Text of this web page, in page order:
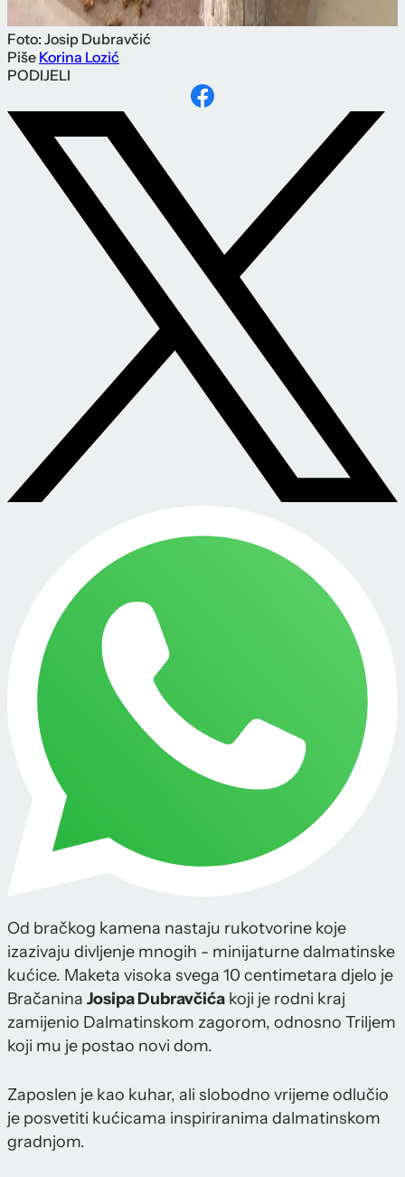
Foto: Josip Dubravčić
Piše Korina Lozić
PODIJELI
Od bračkog kamena nastaju rukotvorine koje
izazivaju divljenje mnogih - minijaturne dalmatinske
kućice. Maketa visoka svega 10 centimetara djelo je
Bračanina Josipa Dubravčića koji je rodni kraj
zamijenio Dalmatinskom zagorom, odnosno Triljem
koji mu je postao novi dom.
Zaposlen je kao kuhar, ali slobodno vrijeme odlučio
je posvetiti kućicama inspiriranima dalmatinskom
gradnjom.